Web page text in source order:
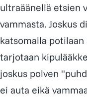
ultraäänellä etsien
vammasta. Joskus
katsomalla potilaan
tarjotaan
joskus polven
ei auta eikä